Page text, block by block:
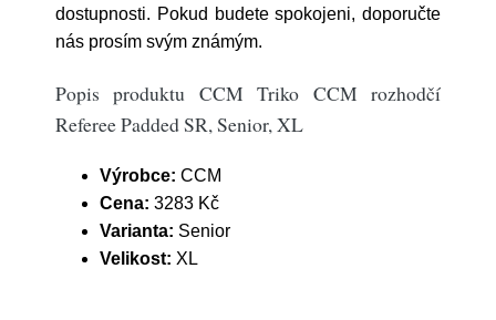
dostupnosti. Pokud budete spokojeni, doporučte
nás prosím svým známým.
Popis produktu CCM Triko CCM rozhodčí
Referee Padded SR, Senior, XL
Výrobce: CCM
Cena: 3283 Kč
Varianta: Senior
Velikost: XL